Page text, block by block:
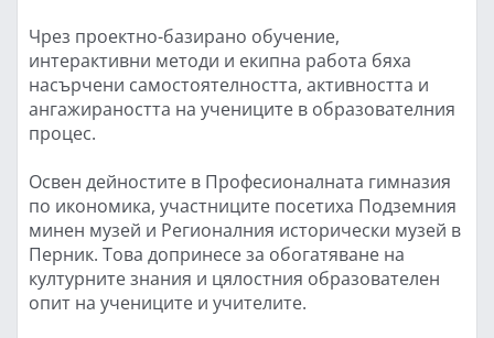
Чрез проектно-базирано обучение,
интерактивни методи и екипна работа бяха
насърчени самостоятелността, активността и
ангажираността на учениците в образователния
процес.
Освен дейностите в Професионалната гимназия
по икономика, участниците посетиха Подземния
минен музей и Регионалния исторически музей в
Перник. Това допринесе за обогатяване на
културните знания и цялостния образователен
опит на учениците и учителите.